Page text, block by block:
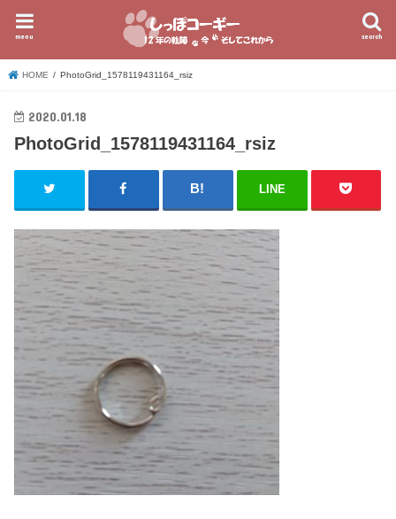
search
menu
HOME PhotoGrid_1578119431164_rsiz
2020.01.18
PhotoGrid_1578119431164_rsiz
LINE